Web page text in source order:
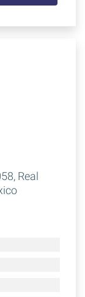
Real